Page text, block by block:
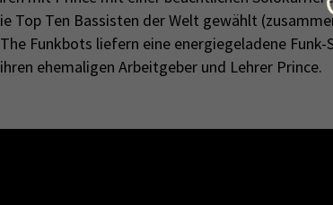
Top Ten Bassisten der Welt gewählt
Funkbots liefern eine energiegeladene
ehemaligen Arbeitgeber und Lehrer Prince.